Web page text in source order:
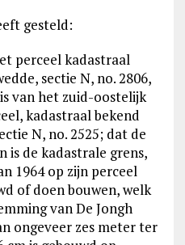
gesteld:
perceel kadastraal
sectie N, no. 2806,
van het zuid-oostelijk
kadastraal bekend
N, no. 2525; dat de
is de kadastrale grens,
1964 op zijn perceel
of doen bouwen, welk
van De Jongh
ongeveer zes meter ter